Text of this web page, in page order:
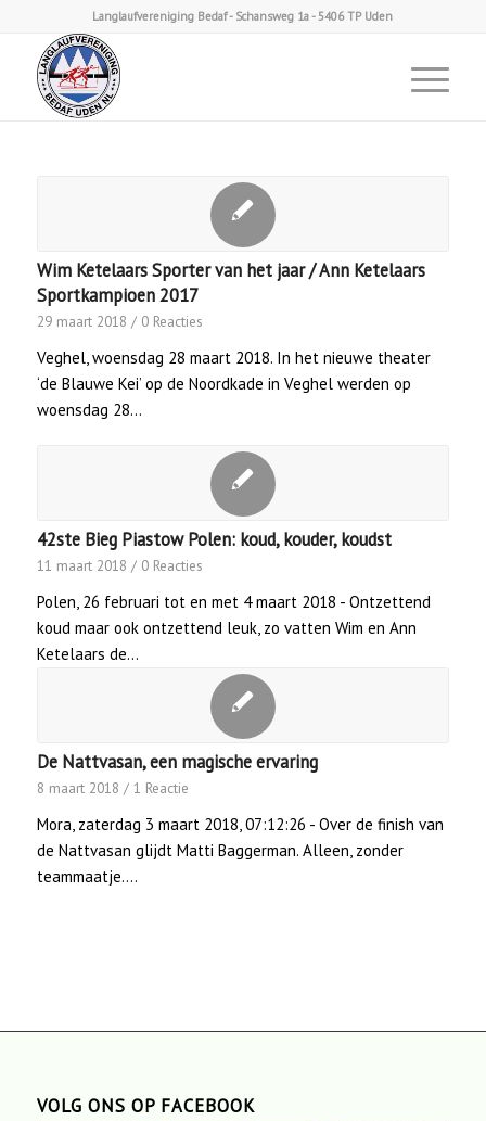
Langlaufvereniging Bedaf - Schansweg 1a - 5406 TP Uden
Wim Ketelaars Sporter van het jaar / Ann Ketelaars
Sportkampioen 2017
29 maart 2018 / 0 Reacties
Veghel, woensdag 28 maart 2018. In het nieuwe theater
‘de Blauwe Kei’ op de Noordkade in Veghel werden op
woensdag 28…
42ste Bieg Piastow Polen: koud, kouder, koudst
11 maart 2018 / 0 Reacties
Polen, 26 februari tot en met 4 maart 2018 - Ontzettend
koud maar ook ontzettend leuk, zo vatten Wim en Ann
Ketelaars de…
De Nattvasan, een magische ervaring
8 maart 2018 / 1 Reactie
Mora, zaterdag 3 maart 2018, 07:12:26 - Over de finish van
de Nattvasan glijdt Matti Baggerman. Alleen, zonder
teammaatje.…
VOLG ONS OP FACEBOOK